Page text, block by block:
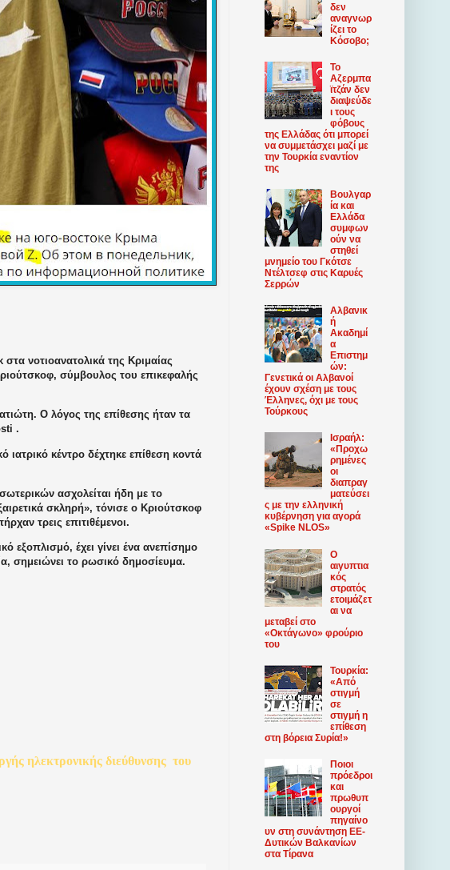
νοτιοανατολικά της Κριμαίας
σύμβουλος του επικεφαλής
Ο λόγος της επίθεσης ήταν τα
.
κέντρο δέχτηκε επίθεση κοντά
ασχολείται ήδη με το
σκληρή», τόνισε ο Κριούτσκοφ
τρεις επιτιθέμενοι.
εξοπλισμό, έχει γίνει ένα ανεπίσημο
σημειώνει το ρωσικό δημοσίευμα.
ηλεκτρονικής διεύθυνσης του
δεν
αναγνωρ
ίζει το
Κόσοβο;
Το
Αζερμπα
ϊτζάν δεν
διαψεύδε
ι τους
φόβους
της Ελλάδας ότι μπορεί
να συμμετάσχει μαζί με
την Τουρκία εναντίον
της
Βουλγαρ
ία και
Ελλάδα
συμφων
ούν να
στηθεί
μνημείο του Γκότσε
Ντέλτσεφ στις Καρυές
Σερρών
Αλβανικ
ή
Ακαδημί
α
Επιστημ
ών:
Γενετικά οι Αλβανοί
έχουν σχέση με τους
Έλληνες, όχι με τους
Τούρκους
Ισραήλ:
«Προχω
ρημένες
οι
διαπραγ
ματεύσει
ς με την ελληνική
κυβέρνηση για αγορά
«Spike NLOS»
Ο
αιγυπτια
κός
στρατός
ετοιμάζετ
αι να
μεταβεί στο
«Οκτάγωνο» φρούριο
του
Τουρκία:
«Από
στιγμή
σε
στιγμή η
επίθεση
στη βόρεια Συρία!»
Ποιοι
πρόεδροι
και
πρωθυπ
ουργοί
πηγαίνο
υν στη συνάντηση ΕΕ-
Δυτικών Βαλκανίων
στα Τίρανα